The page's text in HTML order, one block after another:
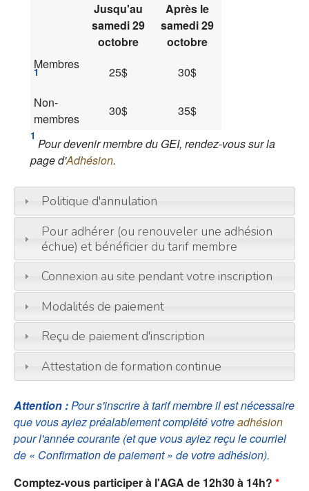
Jusqu'au
samedi 29
octobre
Après le
samedi 29
octobre
Membres
1 25$
30$
Non-
membres
30$ 35$
1
Pour devenir membre du GEI, rendez-vous sur la
page d'Adhésion.
Politique d'annulation
Pour adhérer (ou renouveler une adhésion
échue) et bénéficier du tarif membre
Connexion au site pendant votre inscription
Modalités de paiement
Reçu de paiement d'inscription
Attestation de formation continue
Attention :Pour s'inscrire à tarif membre il est nécessaire
que vous ayiez préalablement complété votreadhésion
pour l'année courante (et que vous ayiez reçu le courriel
de « Confirmation de paiement » de votre adhésion).
Comptez-vous participer à l'AGA de 12h30 à 14h? *